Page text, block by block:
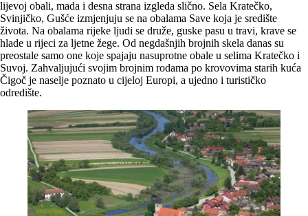
lijevoj obali, mada i desna strana izgleda slično. Sela Kratečko,
Svinjičko, Gušće izmjenjuju se na obalama Save koja je središte
života. Na obalama rijeke ljudi se druže, guske pasu u travi, krave se
hlade u rijeci za ljetne žege. Od negdašnjih brojnih skela danas su
preostale samo one koje spajaju nasuprotne obale u selima Kratečko i
Suvoj. Zahvaljujući svojim brojnim rodama po krovovima starih kuća
Čigoč je naselje poznato u cijeloj Europi, a ujedno i turističko
odredište.